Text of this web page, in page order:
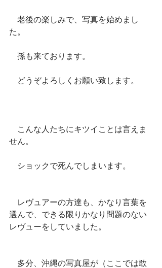
老後の楽しみで、写真を始めまし
た。
孫も来ております。
どうぞよろしくお願い致します。
こんな人たちにキツイことは言えま
せん。
ショックで死んでしまいます。
レヴュアーの方達も、かなり言葉を
選んで、できる限りかなり問題のない
レヴューをしていました。
多分、沖縄の写真屋が（ここでは敢